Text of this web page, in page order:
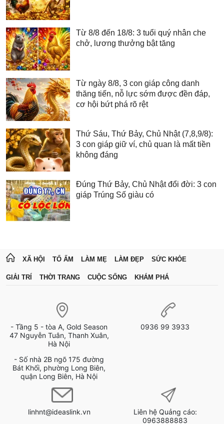
Từ 8/8 đến 18/8: 3 tuổi quý nhân che
chở, lương thưởng bật tăng
Từ ngày 8/8, 3 con giáp công danh
thăng tiến, nỗ lực sớm được đền đáp,
cơ hội bứt phá rõ rệt
Thứ Sáu, Thứ Bảy, Chủ Nhật (7,8,9/8):
3 con giáp giữ ví, chủ quan là mất tiền
không đáng
Đúng Thứ Bảy, Chủ Nhật đổi đời: 3 con
giáp Trúng Số giàu có
XÃ HỘI TỔ ẤM LÀM MẸ LÀM ĐẸP SỨC KHỎE
GIẢI TRÍ THỜI TRANG CUỘC SỐNG KHÁM PHÁ
- Tầng 5 - tòa A, Gold Season
47 Nguyễn Tuân, Thanh Xuân,
Hà Nội
- Số nhà 2B ngõ 175 đường
Bát Khối, phường Long Biên,
quận Long Biên, Hà Nội
0936 99 3933
linhnt@ideaslink.vn
Liên hệ Quảng cáo:
0963888883